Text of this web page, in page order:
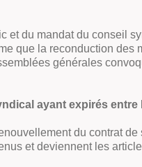
du mandat du conseil
que la reconduction des
générales
ayant expirés entre
du contrat
et deviennent les